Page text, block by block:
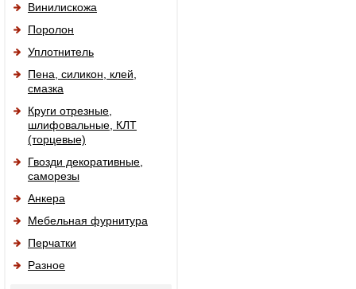
Винилискожа
Поролон
Уплотнитель
Пена, силикон, клей,
смазка
Круги отрезные,
шлифовальные, КЛТ
(торцевые)
Гвозди декоративные,
саморезы
Анкера
Мебельная фурнитура
Перчатки
Разное